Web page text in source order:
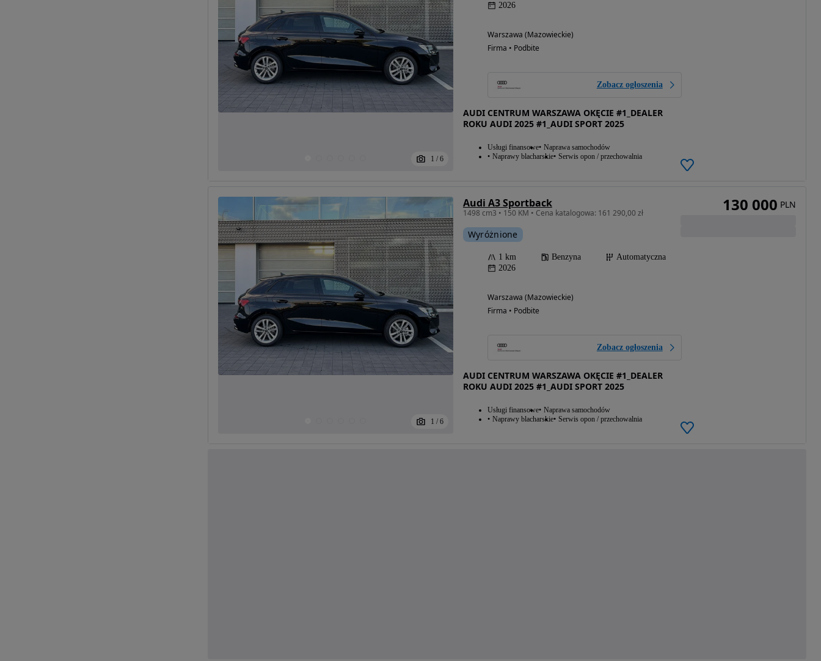
1 / 6
2026
Warszawa (Mazowieckie)
Firma • Podbite
Zobacz ogłoszenia
AUDI CENTRUM WARSZAWA OKĘCIE #1_DEALER
ROKU AUDI 2025 #1_AUDI SPORT 2025
Usługi finansowe Naprawa samochodów
Naprawy blacharskie Serwis opon / przechowalnia
1 / 6
Audi A3 Sportback
1498 cm3 • 150 KM • Cena katalogowa: 161 290,00 zł
Wyróżnione
1 km Benzyna
Automatyczna
2026
Warszawa (Mazowieckie)
Firma • Podbite
Zobacz ogłoszenia
AUDI CENTRUM WARSZAWA OKĘCIE #1_DEALER
ROKU AUDI 2025 #1_AUDI SPORT 2025
Usługi finansowe Naprawa samochodów
Naprawy blacharskie Serwis opon / przechowalnia
130 000 PLN